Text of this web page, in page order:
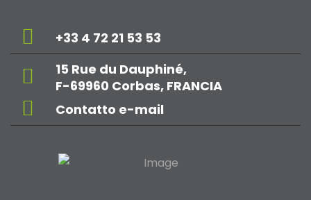
+33 4 72 21 53 53
15 Rue du Dauphiné,
F-69960 Corbas, FRANCIA
Contatto e-mail